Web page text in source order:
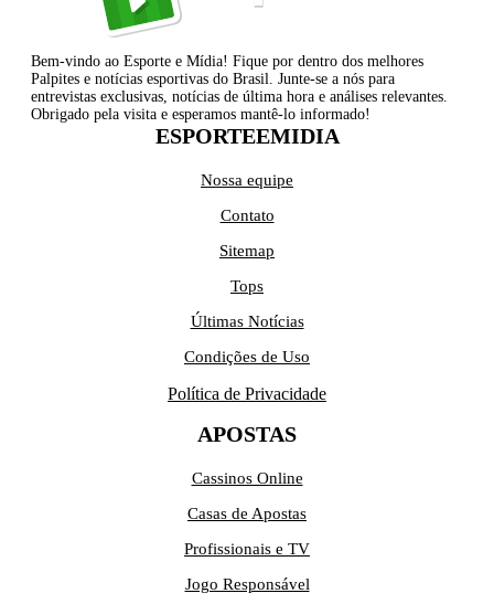
Bem-vindo ao Esporte e Mídia! Fique por dentro dos melhores
Palpites e notícias esportivas do Brasil. Junte-se a nós para
entrevistas exclusivas, notícias de última hora e análises relevantes.
Obrigado pela visita e esperamos mantê-lo informado!
ESPORTEEMIDIA
Nossa equipe
Contato
Sitemap
Tops
Últimas Notícias
Condições de Uso
Política de Privacidade
APOSTAS
Cassinos Online
Casas de Apostas
Profissionais e TV
Jogo Responsável